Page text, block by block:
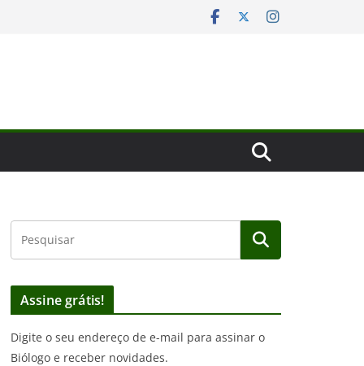
Assine grátis!
Digite o seu endereço de e-mail para assinar o
Biólogo e receber novidades.